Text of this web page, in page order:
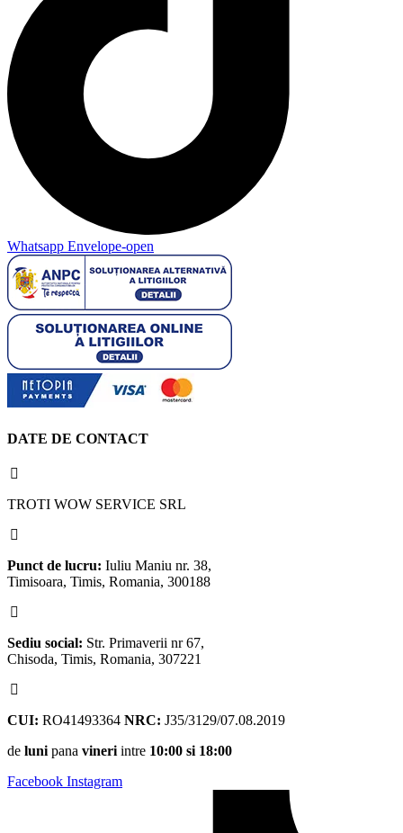
Whatsapp Envelope-open
DATE DE CONTACT
TROTI WOW SERVICE SRL
Punct de lucru: Iuliu Maniu nr. 38,
Timisoara, Timis, Romania, 300188
Sediu social: Str. Primaverii nr 67,
Chisoda, Timis, Romania, 307221
CUI: RO41493364 NRC: J35/3129/07.08.2019
de luni pana vineri intre 10:00 si 18:00
Facebook Instagram